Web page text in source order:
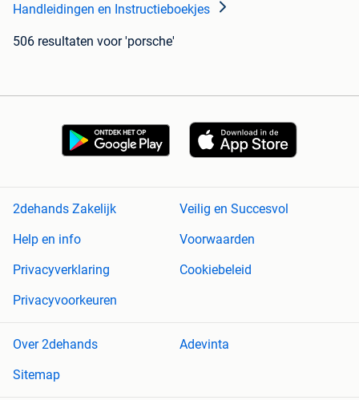
Handleidingen en Instructieboekjes
506 resultaten voor 'porsche'
2dehands Zakelijk
Veilig en Succesvol
Help en info
Voorwaarden
Privacyverklaring
Cookiebeleid
Privacyvoorkeuren
Over 2dehands
Adevinta
Sitemap